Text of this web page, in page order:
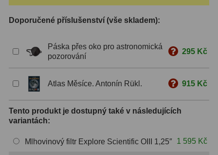
ED a Flat Field12
Speciální 1
Ostatní29
Barlow65
Filtry180
Doporučené příslušenství (vše skladem):
Páska přes oko pro astronomická
pozorování
295 Kč
Atlas Měsíce. Antonín Rükl. 915 Kč
Tento produkt je dostupný také v následujících
variantách:
Mlhovinový filtr Explore Scientific OIII 1,25″ 1 595 Kč